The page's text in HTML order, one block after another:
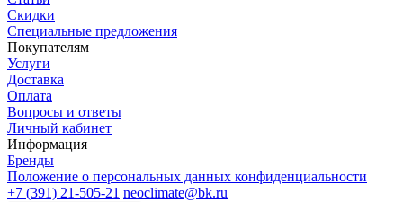
Скидки
Специальные предложения
Покупателям
Услуги
Доставка
Оплата
Вопросы и ответы
Личный кабинет
Информация
Бренды
Положение о персональных данных конфиденциальности
+7 (391) 21-505-21 neoclimate@bk.ru